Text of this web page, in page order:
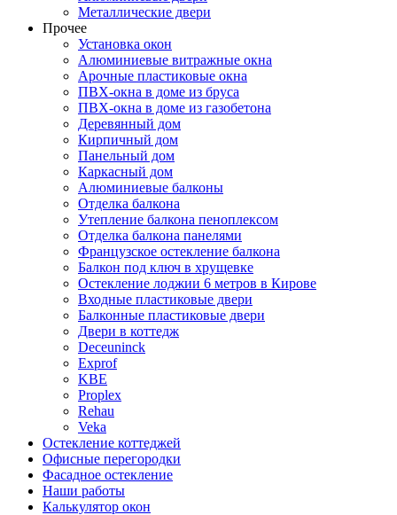
Металлические двери
Прочее
Установка окон
Алюминиевые витражные окна
Арочные пластиковые окна
ПВХ-окна в доме из бруса
ПВХ-окна в доме из газобетона
Деревянный дом
Кирпичный дом
Панельный дом
Каркасный дом
Алюминиевые балконы
Отделка балкона
Утепление балкона пеноплексом
Отделка балкона панелями
Французское остекление балкона
Балкон под ключ в хрущевке
Остекление лоджии 6 метров в Кирове
Входные пластиковые двери
Балконные пластиковые двери
Двери в коттедж
Deceuninck
Exprof
KBE
Proplex
Rehau
Veka
Остекление коттеджей
Офисные перегородки
Фасадное остекление
Наши работы
Калькулятор окон